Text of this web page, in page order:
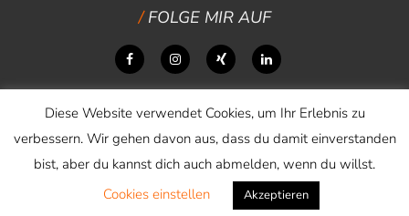
FOLGE MIR AUF
Copyright © 2026 Daniel Wandelt
Diese Website verwendet Cookies, um Ihr Erlebnis zu
verbessern. Wir gehen davon aus, dass du damit einverstanden
bist, aber du kannst dich auch abmelden, wenn du willst.
Cookies einstellen
Akzeptieren